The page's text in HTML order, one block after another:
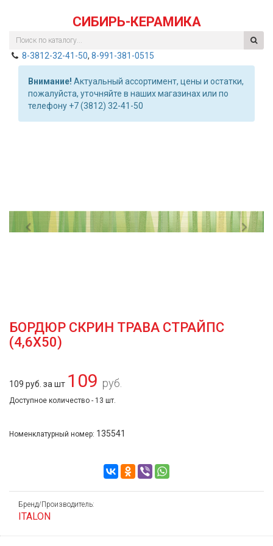
СИБИРЬ-КЕРАМИКА
8-3812-32-41-50, 8-991-381-0515
Внимание! Актуальный ассортимент, цены и остатки,
пожалуйста, уточняйте в наших магазинах или по
телефону +7 (3812) 32-41-50
Previous
БОРДЮР СКРИН ТРАВА СТРАЙПС
(4,6Х50)
109 руб. за шт 109 руб.
Доступное количество - 13 шт.
Номенклатурный номер: 135541
Бренд/Производитель:
ITALON